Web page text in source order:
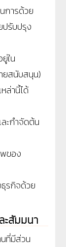
การด้วย
ปรับปรุง
ใน
ยสนับสนุน)
ล่านี้ได้
ะกำจัดต้น
ของ
รกิจด้วย
สัมมนา
ที่มีส่วน